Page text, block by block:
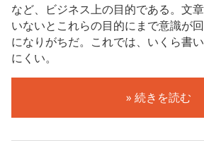
など、ビジネス上の目的である。文
いないとこれらの目的にまで意識が
になりがちだ。これでは、いくら書
にくい。
» 続きを読む